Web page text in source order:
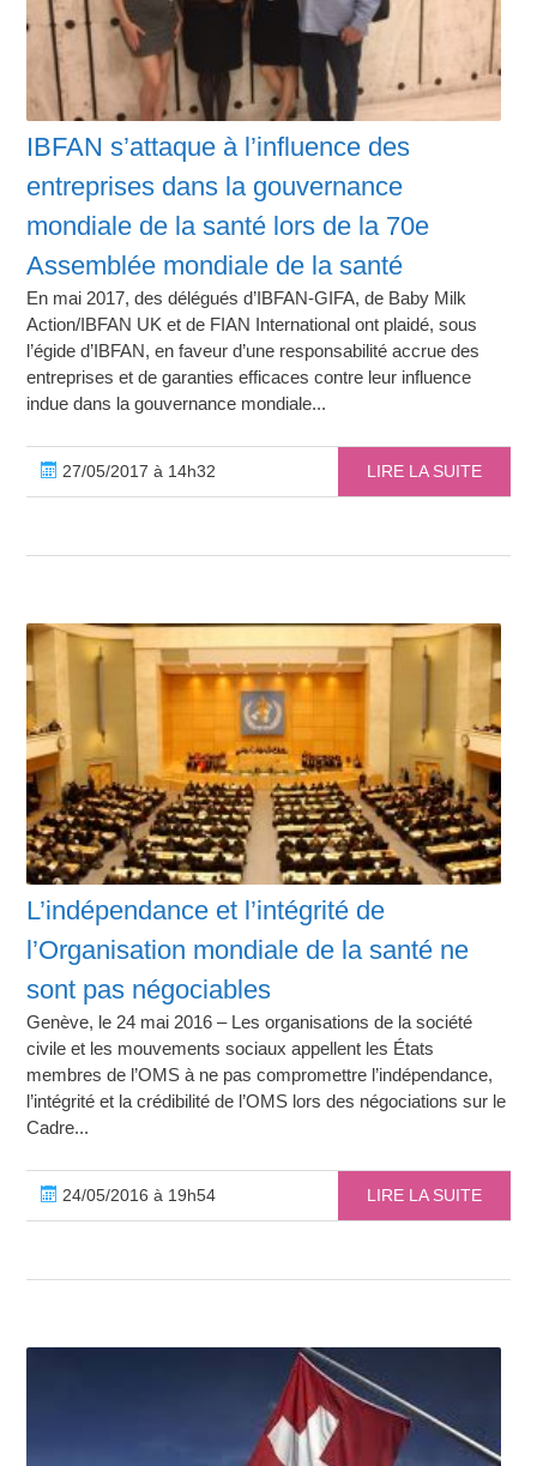
IBFAN s’attaque à l’influence des
entreprises dans la gouvernance
mondiale de la santé lors de la 70e
Assemblée mondiale de la santé
En mai 2017, des délégués d’IBFAN-GIFA, de Baby Milk
Action/IBFAN UK et de FIAN International ont plaidé, sous
l’égide d’IBFAN, en faveur d’une responsabilité accrue des
entreprises et de garanties efficaces contre leur influence
indue dans la gouvernance mondiale...
27/05/2017 à 14h32 LIRE LA SUITE
L’indépendance et l’intégrité de
l’Organisation mondiale de la santé ne
sont pas négociables
Genève, le 24 mai 2016 – Les organisations de la société
civile et les mouvements sociaux appellent les États
membres de l’OMS à ne pas compromettre l’indépendance,
l’intégrité et la crédibilité de l’OMS lors des négociations sur le
Cadre...
24/05/2016 à 19h54 LIRE LA SUITE